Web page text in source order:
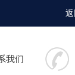
我们